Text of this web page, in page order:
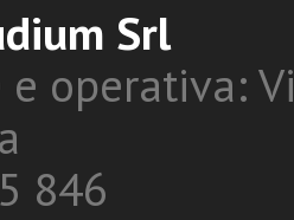
Srl
operativa:
846